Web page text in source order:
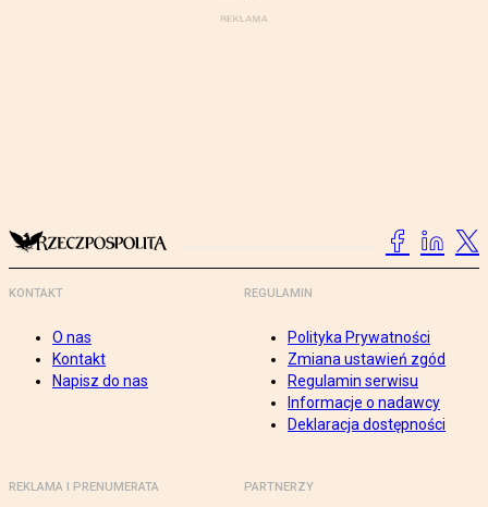
KONTAKT
O nas
Kontakt
Napisz do nas
REGULAMIN
Polityka Prywatności
Zmiana ustawień zgód
Regulamin serwisu
Informacje o nadawcy
Deklaracja dostępności
REKLAMA I PRENUMERATA PARTNERZY